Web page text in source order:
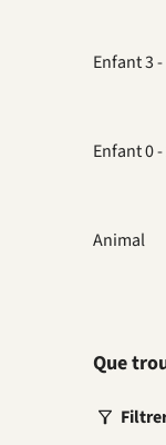
Enfant 3
Enfant 0
Animal
Que